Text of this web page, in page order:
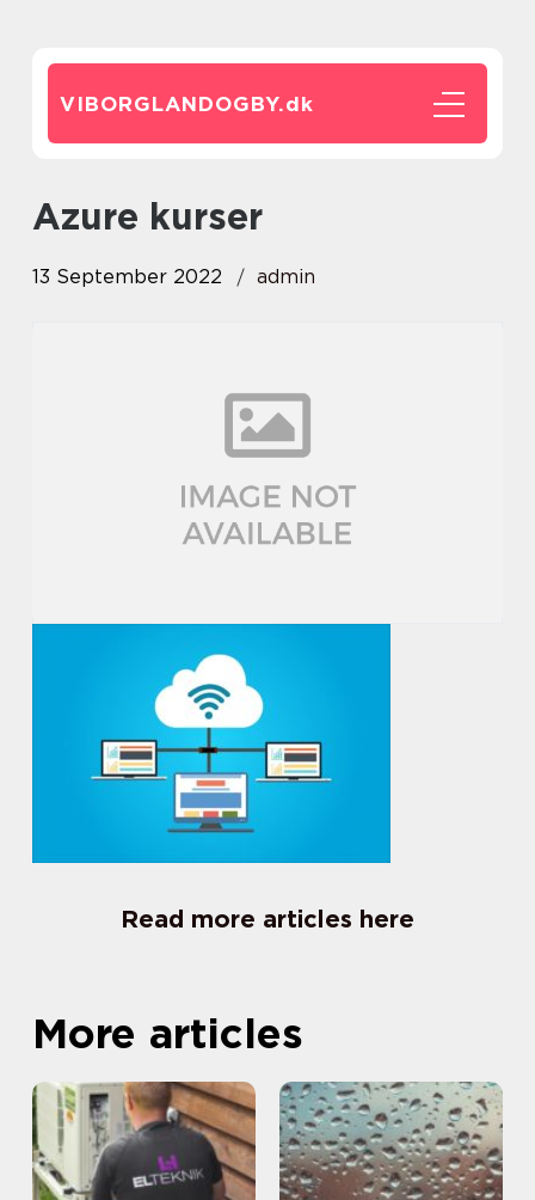
VIBORGLANDOGBY.dk
azure kurser
13 September 2022 admin
Read more articles here
More articles